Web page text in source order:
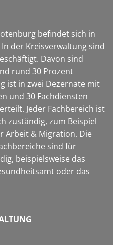
befindet sich in
der Kreisverwaltung sind
Davon sind
rund 30 Prozent
ist in zwei Dezernate mit
und 30 Fachdiensten
Jeder Fachbereich ist
zuständig, zum Beispiel
Arbeit & Migration. Die
sind für
beispielsweise das
oder das